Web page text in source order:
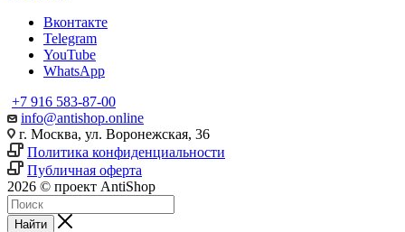
Вконтакте
Telegram
YouTube
WhatsApp
+7 916 583-87-00
info@antishop.online
г. Москва, ул. Воронежская, 36
Политика конфиденциальности
Публичная оферта
2026 © проект AntiShop
Найти